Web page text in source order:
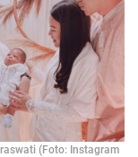
(Foto: Instagram